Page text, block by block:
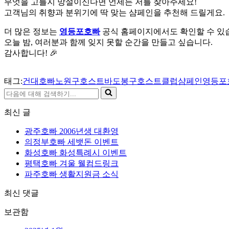
고객님의 취향과 분위기에 딱 맞는 샴페인을 추천해 드릴게요.
더 많은 정보는 영등포호빠공식 홈페이지에서도 확인할 수 있
오늘 밤, 여러분과 함께 잊지 못할 순간을 만들고 싶습니다.
감사합니다! 🎉
태그:건대호빠노원구호스트바도봉구호스트클럽샴페인영등포
다
음
에
기...
최신 글
광주호빠 2006년생 대환영
의정부호빠 세뱃돈 이벤트
화성호빠 화성특례시 이벤트
평택호빠 겨울 웰컴드링크
파주호빠 생활지원금 소식
최신 댓글
보관함